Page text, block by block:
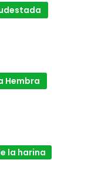
Hembra
la harina